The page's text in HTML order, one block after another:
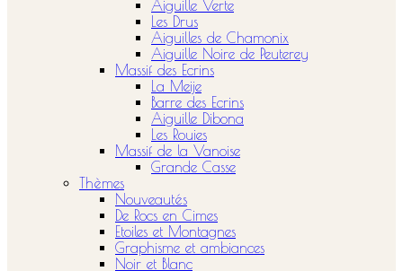
Aiguille Verte
Les Drus
Aiguilles de Chamonix
Aiguille Noire de Peuterey
Massif des Ecrins
La Meije
Barre des Ecrins
Aiguille Dibona
Les Rouies
Massif de la Vanoise
Grande Casse
Thèmes
Nouveautés
De Rocs en Cimes
Etoiles et Montagnes
Graphisme et ambiances
Noir et Blanc